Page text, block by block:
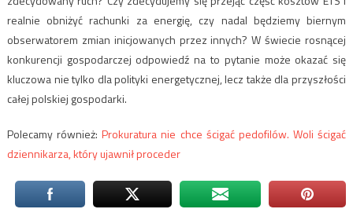
realnie obniżyć rachunki za energię, czy nadal będziemy biernym
obserwatorem zmian inicjowanych przez innych? W świecie rosnącej
konkurencji gospodarczej odpowiedź na to pytanie może okazać się
kluczowa nie tylko dla polityki energetycznej, lecz także dla przyszłości
całej polskiej gospodarki.
Polecamy również:Prokuratura nie chce ścigać pedofilów. Woli ścigać
dziennikarza, który ujawnił proceder